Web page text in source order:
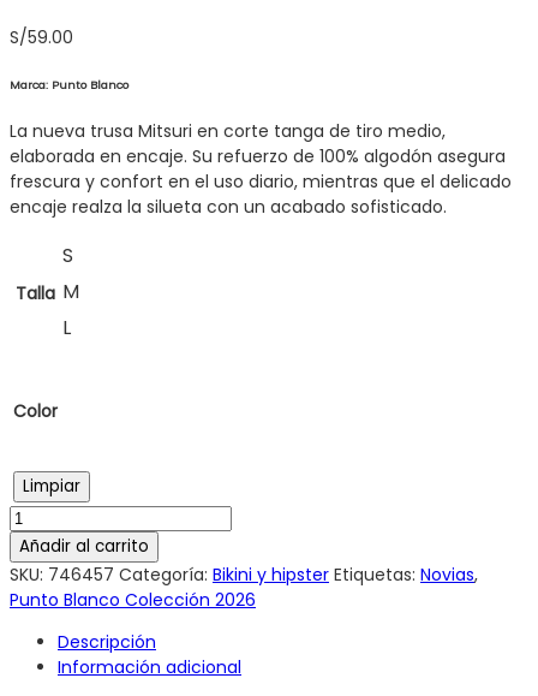
S/59.00
Marca: Punto Blanco
La nueva trusa Mitsuri en corte tanga de tiro medio,
elaborada en encaje. Su refuerzo de 100% algodón asegura
frescura y confort en el uso diario, mientras que el delicado
encaje realza la silueta con un acabado sofisticado.
Talla
S
M
L
Color
Limpiar
Añadir al carrito
SKU: 746457 Categoría: Bikini y hipster Etiquetas: Novias,
Punto Blanco Colección 2026
Descripción
Información adicional